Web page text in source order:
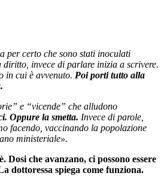
per certo che sono stati inoculati
diritto, invece di parlare inizia a scrivere.
in cui è avvenuto. Poi porti tutto alla
e “vicende” che alludono
Oppure la smetta. Invece di parole,
facendo, vaccinando la popolazione
ministeriale».
Dosi che avanzano, ci possono essere
dottoressa spiega come funziona.